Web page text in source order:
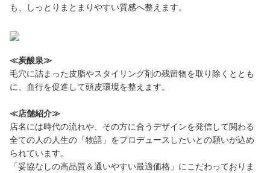
も、しっとりまとまりやすい質感へ整えます。
≪炭酸泉≫
毛穴に詰まった皮脂やスタイリング剤の残留物を取り除くととも
に、血行を促進して頭皮環境を整えます。
≪店舗紹介≫
店名には時代の流れや、その方に合うデザインを発信して関わる
全ての人の人生の「物語」をプロデュースしたいとの願いが込め
られています。
「妥協なしの高品質＆通いやすい最適価格」にこだわっておりま